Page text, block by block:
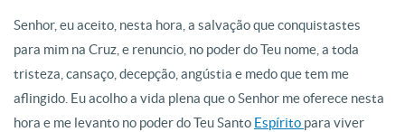
Senhor, eu aceito, nesta hora, a salvação que conquistastes
para mim na Cruz, e renuncio, no poder do Teu nome, a toda
tristeza, cansaço, decepção, angústia e medo que tem me
aflingido. Eu acolho a vida plena que o Senhor me oferece nesta
hora e me levanto no poder do Teu Santo Espírito para viver